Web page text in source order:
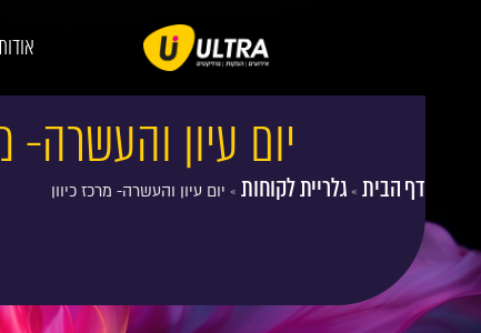
יום עיון והעשרה-
דף הבית» גלריית לקוחות » יום עיון והעשרה- מרכז כיוון